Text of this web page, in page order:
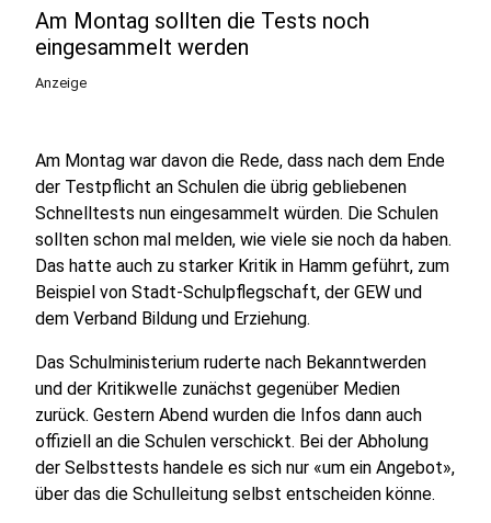
Am Montag sollten die Tests noch
eingesammelt werden
Anzeige
Am Montag war davon die Rede, dass nach dem Ende
der Testpflicht an Schulen die übrig gebliebenen
Schnelltests nun eingesammelt würden. Die Schulen
sollten schon mal melden, wie viele sie noch da haben.
Das hatte auch zu starker Kritik in Hamm geführt, zum
Beispiel von Stadt-Schulpflegschaft, der GEW und
dem Verband Bildung und Erziehung.
Das Schulministerium ruderte nach Bekanntwerden
und der Kritikwelle zunächst gegenüber Medien
zurück. Gestern Abend wurden die Infos dann auch
offiziell an die Schulen verschickt. Bei der Abholung
der Selbsttests handele es sich nur «um ein Angebot»,
über das die Schulleitung selbst entscheiden könne.